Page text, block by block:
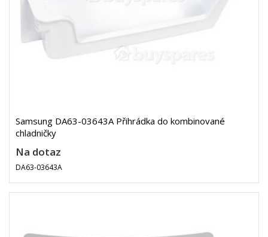
Samsung DA63-03643A Přihrádka do kombinované
chladničky
Na dotaz
DA63-03643A